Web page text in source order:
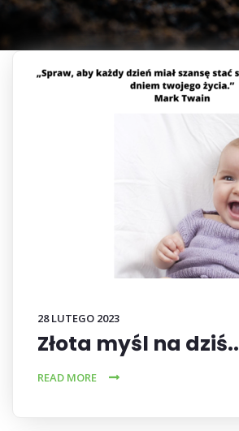
28 LUTEGO 2023
Złota myśl na dziś..
READ MORE